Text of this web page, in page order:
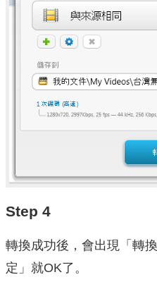
Step 4
轉換成功後，會出現「轉
定」就OK了。